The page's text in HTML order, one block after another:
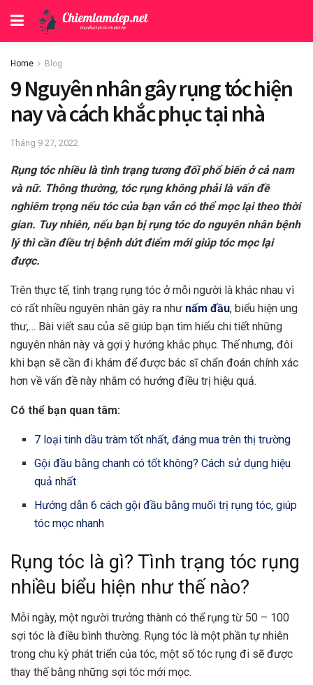
Home Blog
9 Nguyên nhân gây rụng tóc hiện
nay và cách khắc phục tại nhà
Tháng 9 27, 2022
Rụng tóc nhiều là tình trạng tương đối phổ biến ở cả nam
và nữ. Thông thường, tóc rụng không phải là vấn đề
nghiêm trọng nếu tóc của bạn vẫn có thể mọc lại theo thời
gian. Tuy nhiên, nếu bạn bị rụng tóc do nguyên nhân bệnh
lý thì cần điều trị bệnh dứt điểm mới giúp tóc mọc lại
được.
Trên thực tế, tình trạng rụng tóc ở mỗi người là khác nhau vì
có rất nhiều nguyên nhân gây ra như nấm đầu, biểu hiện ung
thư,… Bài viết sau của sẽ giúp bạn tìm hiểu chi tiết những
nguyên nhân này và gợi ý hướng khắc phục. Thế nhưng, đôi
khi bạn sẽ cần đi khám để được bác sĩ chẩn đoán chính xác
hơn về vấn đề này nhằm có hướng điều trị hiệu quả.
Có thể bạn quan tâm:
7 loại tinh dầu tràm tốt nhất, đáng mua trên thị trường
Gội đầu bằng chanh có tốt không? Cách sử dụng hiệu
quả nhất
Hướng dẫn 6 cách gội đầu bằng muối trị rụng tóc, giúp
tóc mọc nhanh
Rụng tóc là gì? Tình trạng tóc rụng
nhiều biểu hiện như thế nào?
Mỗi ngày, một người trưởng thành có thể rụng từ 50 – 100
sợi tóc là điều bình thường. Rụng tóc là một phần tự nhiên
trong chu kỳ phát triển của tóc, một số tóc rụng đi sẽ được
thay thế bằng những sợi tóc mới mọc.